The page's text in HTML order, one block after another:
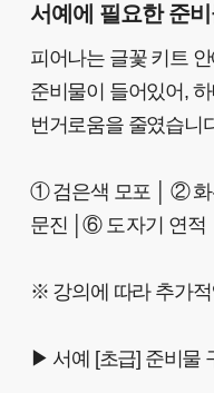
서예에 필요한 준
피어나는 글꽃 키트
준비물이 들어있어,
번거로움을 줄였습니
① 검은색 모포 │ ②
문진 │⑥ 도자기 연
※ 강의에 따라 추가
▶ 서예 [초급] 준비물